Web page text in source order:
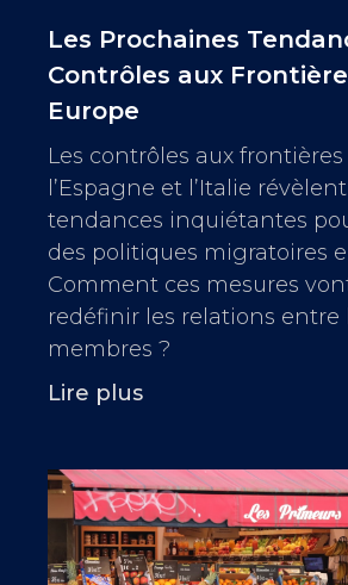
Les Prochaines
Contrôles aux
Europe
Les contrôles aux
l’Espagne et l’Italie
tendances inquiétantes
des politiques migratoires
Comment ces mesures
redéfinir les relations entre
membres ?
Lire plus